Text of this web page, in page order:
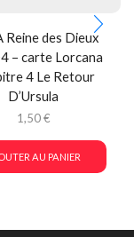
Reine des Dieux
– carte Lorcana
4 Le Retour
D’Ursula
1,50€
AU PANIER